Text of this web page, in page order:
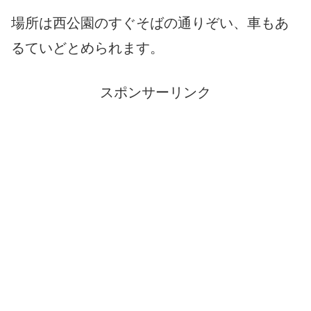
場所は西公園のすぐそばの通りぞい、車もあ
るていどとめられます。
スポンサーリンク